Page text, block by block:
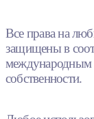
Все права на
защищены в
международным
собственности.